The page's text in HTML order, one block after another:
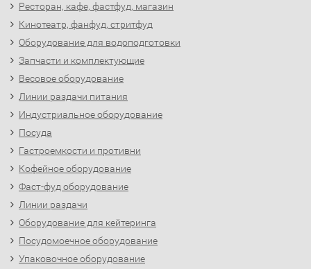
Ресторан, кафе, фастфуд, магазин
Кинотеатр, фанфуд, стритфуд
Оборудование для водоподготовки
Запчасти и комплектующие
Весовое оборудование
Линии раздачи питания
Индустриальное оборудование
Посуда
Гастроемкости и противни
Кофейное оборудование
Фаст-фуд оборудование
Линии раздачи
Оборудование для кейтеринга
Посудомоечное оборудование
Упаковочное оборудование